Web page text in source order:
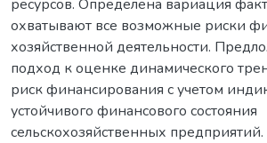
ресурсов. Определена вариация
охватывают все возможные риски
хозяйственной деятельности.
подход к оценке динамического
риск финансирования с учетом
устойчивого финансового состояния
сельскохозяйственных предприятий.